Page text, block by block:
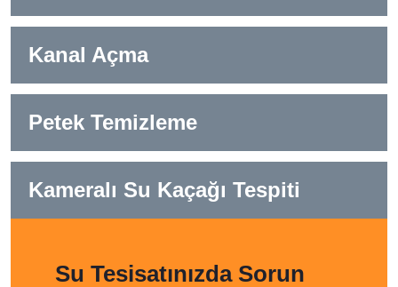
Kanal Açma
Petek Temizleme
Kameralı Su Kaçağı Tespiti
Su Tesisatınızda Sorun